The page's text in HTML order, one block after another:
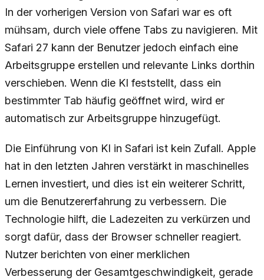
In der vorherigen Version von Safari war es oft
mühsam, durch viele offene Tabs zu navigieren. Mit
Safari 27 kann der Benutzer jedoch einfach eine
Arbeitsgruppe erstellen und relevante Links dorthin
verschieben. Wenn die KI feststellt, dass ein
bestimmter Tab häufig geöffnet wird, wird er
automatisch zur Arbeitsgruppe hinzugefügt.
Die Einführung von KI in Safari ist kein Zufall. Apple
hat in den letzten Jahren verstärkt in maschinelles
Lernen investiert, und dies ist ein weiterer Schritt,
um die Benutzererfahrung zu verbessern. Die
Technologie hilft, die Ladezeiten zu verkürzen und
sorgt dafür, dass der Browser schneller reagiert.
Nutzer berichten von einer merklichen
Verbesserung der Gesamtgeschwindigkeit, gerade